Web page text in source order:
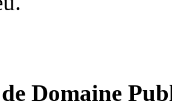
Domaine